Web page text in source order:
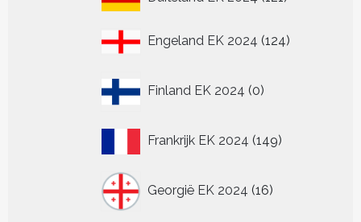
Engeland EK 2024 124124
Finland EK 2024 0
producten
Frankrijk EK 2024 149149
Georgië EK 2024 16
producten